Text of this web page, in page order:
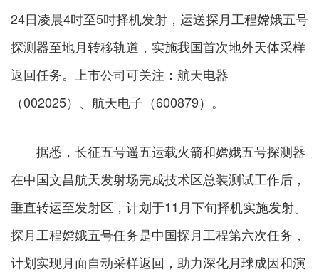
24日凌晨4时至5时择机发射，运送探月工程嫦娥五号
探测器至地月转移轨道，实施我国首次地外天体采样
返回任务。上市公司可关注：航天电器
（002025）、航天电子（600879）。
据悉，长征五号遥五运载火箭和嫦娥五号探测器
在中国文昌航天发射场完成技术区总装测试工作后，
垂直转运至发射区，计划于11月下旬择机实施发射。
探月工程嫦娥五号任务是中国探月工程第六次任务，
计划实现月面自动采样返回，助力深化月球成因和演